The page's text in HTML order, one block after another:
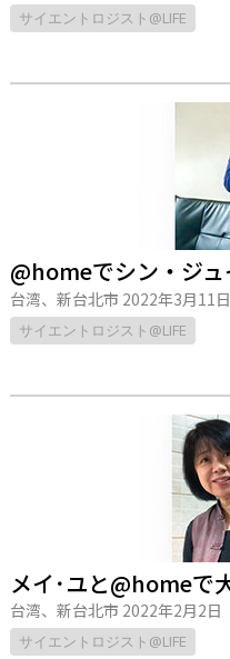
サイエントロジスト@LIFE
@homeでシン・ジ
台湾、新台北市 2022年3月11日
サイエントロジスト@LIFE
メイ･ユと@homeで
台湾、新台北市 2022年2月2日
サイエントロジスト@LIFE